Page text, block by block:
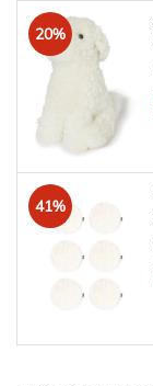
20%
41%